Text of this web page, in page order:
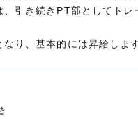
引き続きPT部としてトレ
り、基本的には昇給します